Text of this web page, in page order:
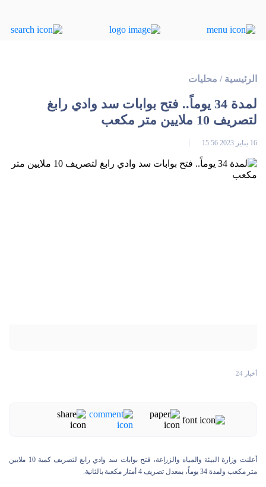
الرئيسية / محليات
لمدة 34 يوماً.. فتح بوابات سد وادي رابغ
لتصريف 10 ملايين متر مكعب
16 يناير 2023 15:56
أخبار 24
أعلنت وزارة البيئة والمياه والزراعة، فتح بوابات سد وادي رابغ لتصريف كمية 10 ملايين
متر مكعب ولمدة 34 يوماً، بمعدل تصريف 4 أمتار مكعبة بالثانية.